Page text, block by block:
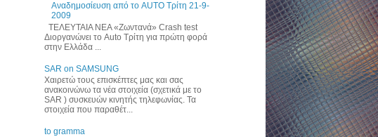
Αναδημοσίευση από το AUTO Τρίτη 21-9-
2009
ΤΕΛΕΥΤΑΙΑ ΝΕΑ «Zωντανά» Crash test
Διοργανώνει το Auto Τρίτη για πρώτη φορά
στην Ελλάδα ...
SAR on SAMSUNG
Χαιρετώ τους επισκέπτες μας και σας
ανακοινώνω τα νέα στοιχεία (σχετικά με το
SAR ) συσκευών κινητής τηλεφωνίας. Τα
στοιχεία που παραθέτ...
to gramma